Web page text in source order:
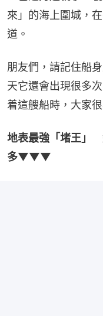
來」的海上圍城，
道。
朋友們，請記住船
天它還會出現很多
着這艘船時，大家
地表最強「堵王」
多▼▼▼